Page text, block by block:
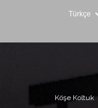
Köşe Koltuk